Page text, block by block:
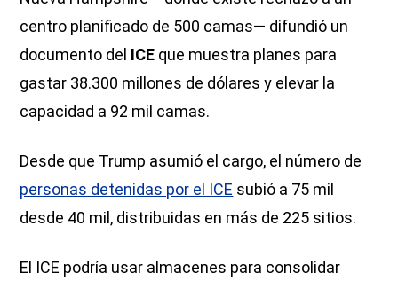
centro planificado de 500 camas— difundió un
documento del ICE que muestra planes para
gastar 38.300 millones de dólares y elevar la
capacidad a 92 mil camas.
Desde que Trump asumió el cargo, el número de
personas detenidas por el ICE subió a 75 mil
desde 40 mil, distribuidas en más de 225 sitios.
El ICE podría usar almacenes para consolidar